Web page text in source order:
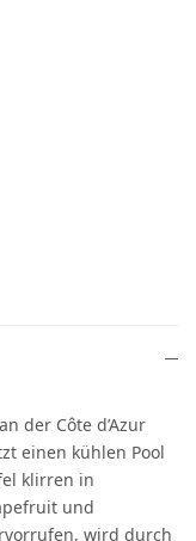
der Côte d’Azur
einen kühlen Pool
klirren in
und
wird durch